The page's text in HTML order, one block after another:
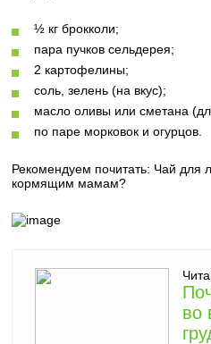
½ кг брокколи;
пара пучков сельдерея;
2 картофелины;
соль, зелень (на вкус);
масло оливы или сметана
по паре морковок и огурцов.
Рекомендуем почитать: Чай для
кормящим мамам?
во